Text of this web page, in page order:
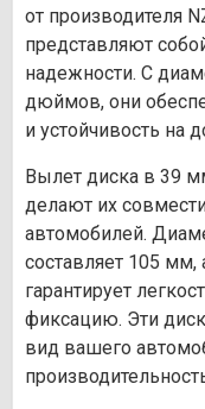
от производителя
представляют
надежности. С
дюймов, они
и устойчивость на
Вылет диска в 39
делают их
автомобилей.
составляет 105
гарантирует
фиксацию. Эти
вид вашего